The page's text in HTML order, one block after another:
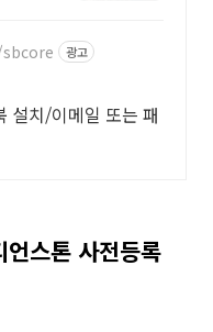
광고
설치/이메일 또는 패
스톤 사전등록